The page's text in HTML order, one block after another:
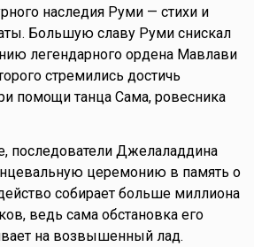
наследия Руми — стихи и
Большую славу Руми снискал
легендарного ордена Мавлави
стремились достичь
помощи танца Сама, ровесника
последователи Джелаладдина
церемонию в память о
собирает больше миллиона
ведь сама обстановка его
на возвышенный лад.